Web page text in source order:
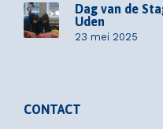
Dag van de
Uden
23 mei 2025
CONTACT